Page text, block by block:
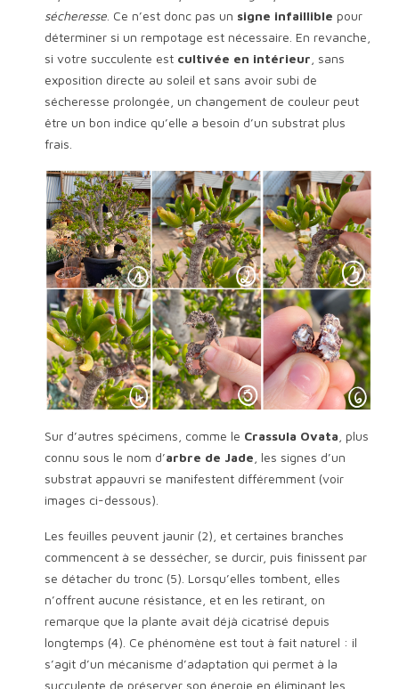
sécheresse . Ce n’est donc pas un signe infaillible pour
déterminer si un rempotage est nécessaire. En revanche,
si votre succulente est cultivée en intérieur , sans
exposition directe au soleil et sans avoir subi de
sécheresse prolongée, un changement de couleur peut
être un bon indice qu’elle a besoin d’un substrat plus
frais.
Sur d’autres spécimens, comme le Crassula Ovata , plus
connu sous le nom d’arbre de Jade , les signes d’un
substrat appauvri se manifestent différemment (voir
images ci-dessous).
Les feuilles peuvent jaunir (2), et certaines branches
commencent à se dessécher, se durcir, puis finissent par
se détacher du tronc (5). Lorsqu’elles tombent, elles
n’offrent aucune résistance, et en les retirant, on
remarque que la plante avait déjà cicatrisé depuis
longtemps (4). Ce phénomène est tout à fait naturel : il
s’agit d’un mécanisme d’adaptation qui permet à la
succulente de préserver son énergie en éliminant les